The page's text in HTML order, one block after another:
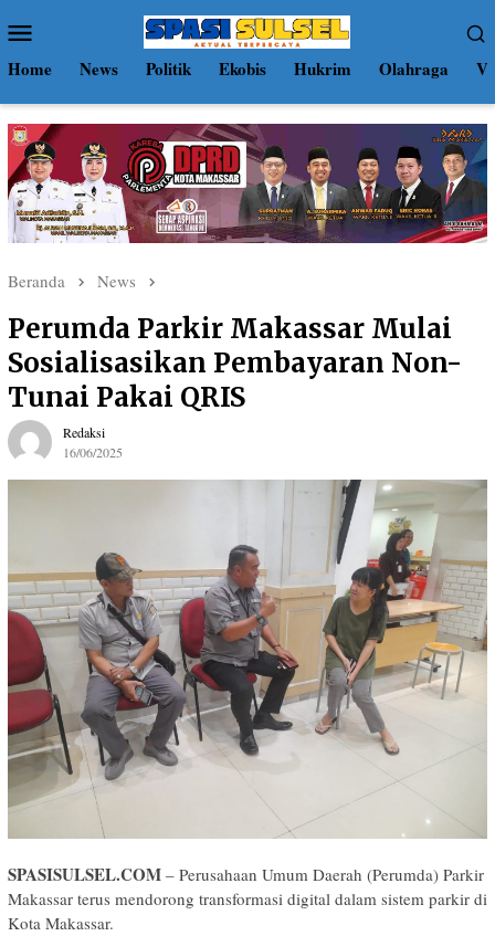
ke
kontenMobile
Home News Politik Ekobis Hukrim Olahraga
Beranda News
Perumda Parkir Makassar Mulai
Sosialisasikan Pembayaran Non-
Tunai Pakai QRIS
Redaksi
16/06/2025
SPASISULSEL.COM – Perusahaan Umum Daerah (Perumda) Parkir
Makassar terus mendorong transformasi digital dalam sistem parkir di
Kota Makassar.